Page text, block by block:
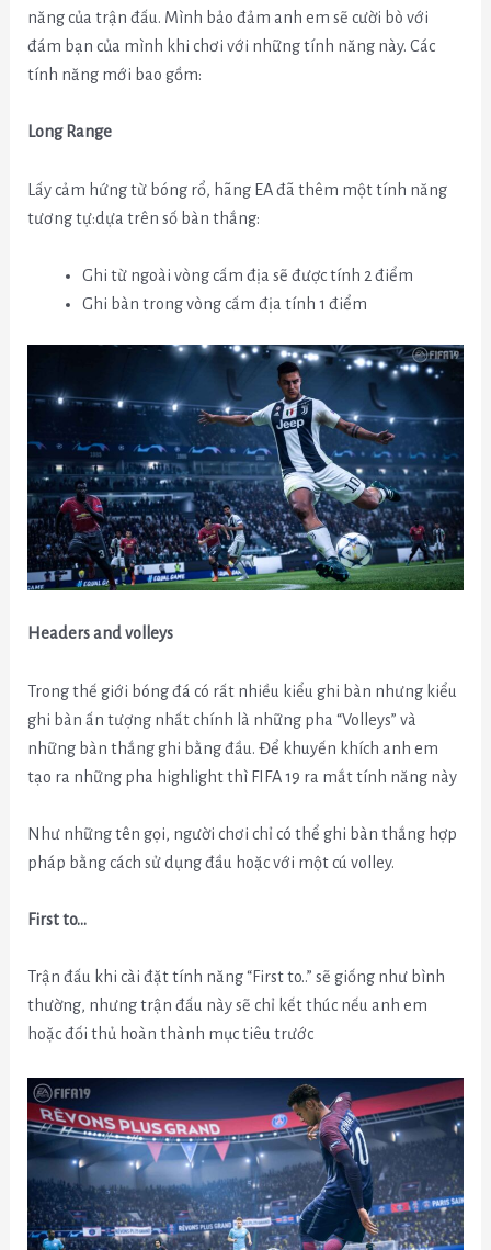
năng của trận đấu. Mình bảo đảm anh em sẽ cười bò với
đám bạn của mình khi chơi với những tính năng này.Các
tính năng mới bao gồm:
Long Range
Lấy cảm hứng từ bóng rổ, hãng EA đã thêm một tính năng
tương tự:dựa trên số bàn thắng:
Ghi từ ngoài vòng cấm địa sẽ được tính 2 điểm
Ghi bàn trong vòng cấm địa tính 1 điểm
Headers and volleys
Trong thế giới bóng đá có rất nhiều kiểu ghi bàn nhưng kiểu
ghi bàn ấn tượng nhất chính là những pha “Volleys” và
những bàn thắng ghi bằng đầu. Để khuyến khích anh em
tạo ra những pha highlight thì FIFA 19 ra mắt tính năng này
Như những tên gọi, người chơi chỉ có thể ghi bàn thắng hợp
pháp bằng cách sử dụng đầu hoặc với một cú volley.
First to…
Trận đấu khi cài đặt tính năng “First to..” sẽ giống như bình
thường, nhưng trận đấu này sẽ chỉ kết thúc nếu anh em
hoặc đối thủ hoàn thành mục tiêu trước